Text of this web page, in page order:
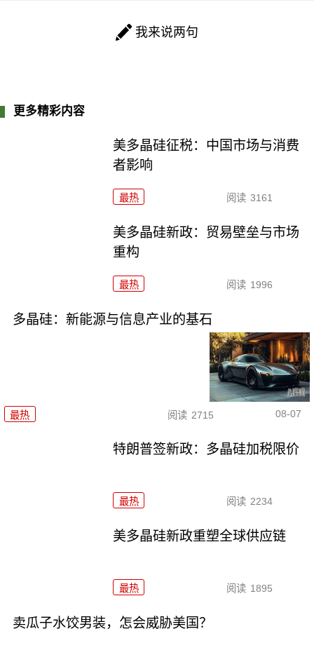
我来说两句
更多精彩内容
美多晶硅征税：中国市场与消费
者影响
最热 阅读 3161
美多晶硅新政：贸易壁垒与市场
重构
最热 阅读 1996
多晶硅：新能源与信息产业的基石
最热 阅读 2715 08-07
特朗普签新政：多晶硅加税限价
最热 阅读 2234
美多晶硅新政重塑全球供应链
最热 阅读 1895
卖瓜子水饺男装，怎会威胁美国？